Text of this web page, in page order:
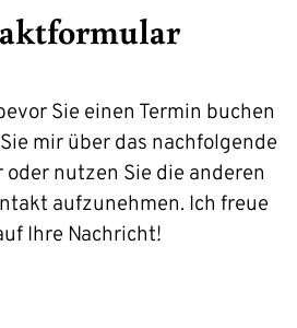
Sie einen Termin buchen
mir über das nachfolgende
nutzen Sie die anderen
aufzunehmen. Ich freue
Ihre Nachricht!